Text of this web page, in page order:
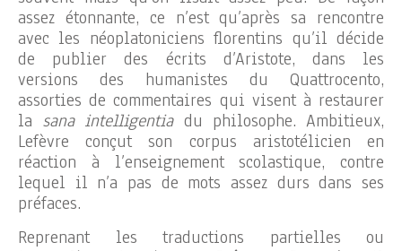
assez étonnante, ce n’est qu’après sa rencontre
avec les néoplatoniciens florentins qu’il décide
de publier des écrits d’Aristote, dans les
versions des humanistes du Quattrocento,
assorties de commentaires qui visent à restaurer
la sana intelligentiadu philosophe. Ambitieux,
Lefèvre conçut son corpus aristotélicien en
réaction à l’enseignement scolastique, contre
lequel il n’a pas de mots assez durs dans ses
préfaces.
Reprenant les traductions partielles ou